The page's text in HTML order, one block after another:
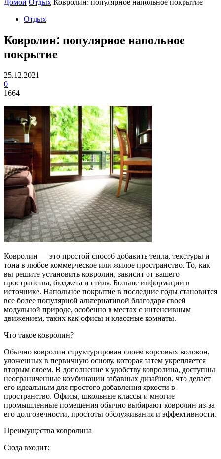
Домой Отдых Ковролин: популярное напольное покрытие
Отдых
Ковролин: популярное напольное
покрытие
25.12.2021
0
1664
Ковролин — это простой способ добавить тепла, текстуры и
тона в любое коммерческое или жилое пространство. То, как
вы решите установить ковролин, зависит от вашего
пространства, бюджета и стиля. Больше информации в
источнике. Напольное покрытие в последние годы становится
все более популярной альтернативой благодаря своей
модульной природе, особенно в местах с интенсивным
движением, таких как офисы и классные комнаты.
Что такое ковролин?
Обычно ковролин структурирован слоем ворсовых волокон,
уложенных в первичную основу, которая затем укрепляется
вторым слоем. В дополнение к удобству ковролина, доступны
неограниченные комбинации забавных дизайнов, что делает
его идеальным для простого добавления яркости в
пространство. Офисы, школьные классы и многие
промышленные помещения обычно выбирают ковролин из-за
его долговечности, простоты обслуживания и эффективности.
Преимущества ковролина
Сюда входит: